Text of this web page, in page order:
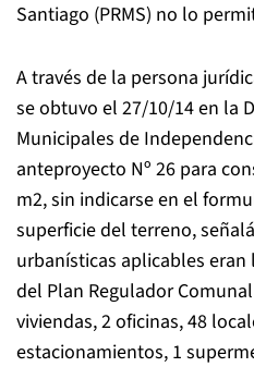
Santiago (PRMS) no lo
A través de la persona
se obtuvo el 27/10/14 en la
Municipales de
anteproyecto Nº 26 para
m2, sin indicarse en el
superficie del terreno,
urbanísticas aplicables eran
del Plan Regulador
viviendas, 2 oficinas, 48
estacionamientos, 1